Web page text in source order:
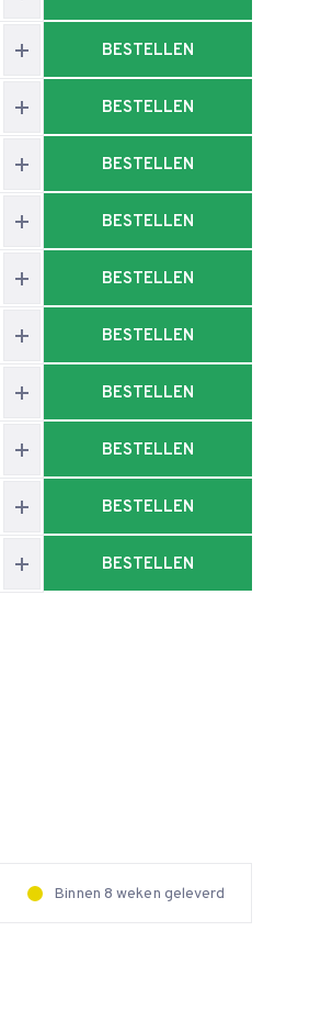
BESTELLEN
BESTELLEN
BESTELLEN
BESTELLEN
BESTELLEN
BESTELLEN
BESTELLEN
BESTELLEN
BESTELLEN
BESTELLEN
Binnen 8 weken geleverd